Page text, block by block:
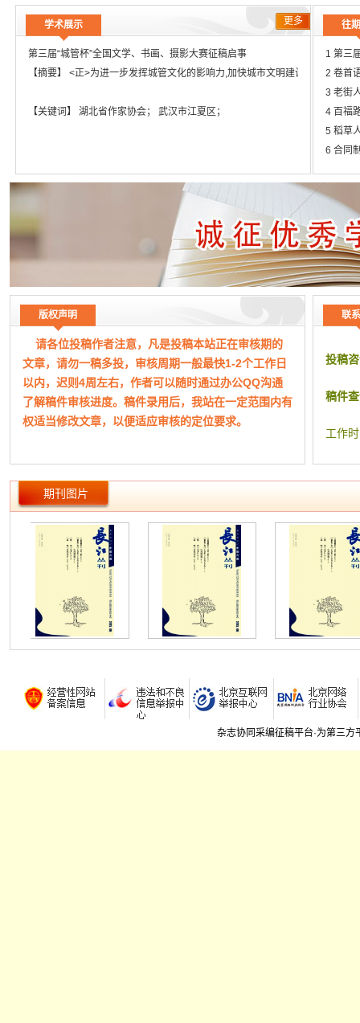
往
1 第三
2 卷首
3 老街
4 百福
5 稻草
6 合同
9 七里
10 南
11 篓
12 “挑
13 越
14 预
15 停
17 说
19 水
学术展示 更多
第三届“城管杯”全国文学、书画、摄影大赛征稿启事
【摘要】 <正>为进一步发挥城管文化的影响力,加快城市文明建设的进程,中
【关键词】 湖北省作家协会； 武汉市江夏区；
版权声明
请各位投稿作者注意，凡是投稿本站正在审核期的
文章，请勿一稿多投，审核周期一般最快1-2个工作日
以内，迟则4周左右，作者可以随时通过办公QQ沟通
了解稿件审核进度。稿件录用后，我站在一定范围内有
权适当修改文章，以便适应审核的定位要求。
联
投稿
稿件
工作
期刊图片
杂志协同采编征稿平台·为第三